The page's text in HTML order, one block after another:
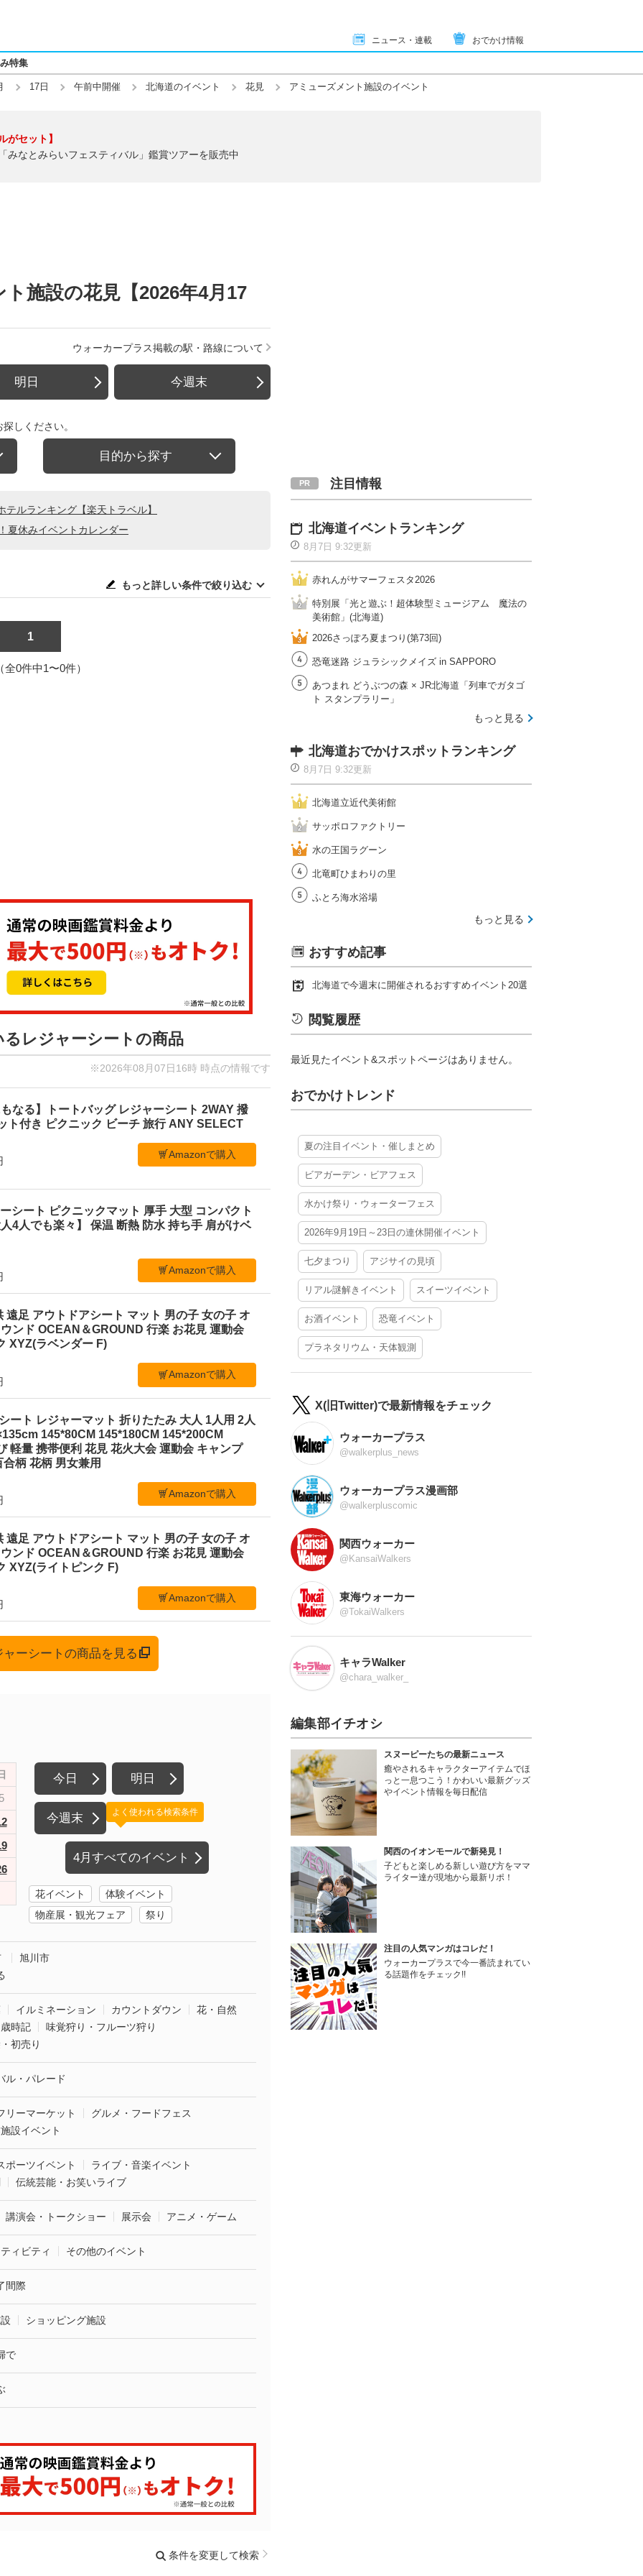
ニュース・連載 おでかけ情報
特集
17日 午前中開催 北海道のイベント 花見 アミューズメント施設のイベント
がセット】
みなとみらいフェスティバル」鑑賞ツアーを販売中
施設の花見【2026年4月17
ウォーカープラス掲載の駅・路線について
明日 今週末
しください。
目的から探す
ルランキング【楽天トラベル】
夏休みイベントカレンダー
もっと詳しい条件で絞り込む
1
全0件中1〜0件）
レジャーシートの商品
※2026年08月07日16時 時点の情報です
なる】トートバッグ レジャーシート 2WAY 撥
ト付き ピクニック ビーチ 旅行 ANY SELECT
Amazonで購入
シート ピクニックマット 厚手 大型 コンパクト
4人でも楽々】 保温 断熱 防水 持ち手 肩がけベ
Amazonで購入
遠足 アウトドアシート マット 男の子 女の子 オ
ンド OCEAN＆GROUND 行楽 お花見 運動会
XYZ(ラベンダー F)
Amazonで購入
ート レジャーマット 折りたたみ 大人 1人用 2人
145*80CM 145*180CM 145*200CM
軽量 携帯便利 花見 花火大会 運動会 キャンプ
柄 花柄 男女兼用
Amazonで購入
遠足 アウトドアシート マット 男の子 女の子 オ
ンド OCEAN＆GROUND 行楽 お花見 運動会
XYZ(ライトピンク F)
Amazonで購入
ーシートの商品を見る
今日 明日
今週末
4月すべてのイベント
よく使われる検索条件
花イベント
体験イベント
物産展・観光フェア
祭り
旭川市
イルミネーション カウントダウン
花・自然
時記
味覚狩り・フルーツ狩り
初売り
ル・パレード
リーマーケット
グルメ・フードフェス
設イベント
ポーツイベント
ライブ・音楽イベント
伝統芸能・お笑いライブ
講演会・トークショー 展示会 アニメ・ゲーム
ィビティ その他のイベント
間際
ショッピング施設
で
条件を変更して検索
注目情報
北海道イベントランキング
8月7日 9:32更新
赤れんがサマーフェスタ2026
特別展「光と遊ぶ！超体験型ミュージアム 魔法の
美術館」(北海道)
2026さっぽろ夏まつり(第73回)
恐竜迷路 ジュラシックメイズ in SAPPORO
あつまれ どうぶつの森 × JR北海道「列車でガタゴ
ト スタンプラリー」
もっと見る
北海道おでかけスポットランキング
8月7日 9:32更新
北海道立近代美術館
サッポロファクトリー
水の王国ラグーン
北竜町ひまわりの里
ふとろ海水浴場
もっと見る
おすすめ記事
北海道で今週末に開催されるおすすめイベント20選
閲覧履歴
最近見たイベント&スポットページはありません。
おでかけトレンド
夏の注目イベント・催しまとめ
ビアガーデン・ビアフェス
水かけ祭り・ウォーターフェス
2026年9月19日～23日の連休開催イベント
七夕まつり アジサイの見頃
リアル謎解きイベント スイーツイベント
お酒イベント 恐竜イベント
プラネタリウム・天体観測
X(旧Twitter)で最新情報をチェック
ウォーカープラス
@walkerplus_news
ウォーカープラス漫画部
@walkerpluscomic
関西ウォーカー
@KansaiWalkers
東海ウォーカー
@TokaiWalkers
キャラWalker
@chara_walker_
編集部イチオシ
スヌーピーたちの最新ニュース
癒やされるキャラクターアイテムでほ
っと一息つこう！かわいい最新グッズ
やイベント情報を毎日配信
関西のイオンモールで新発見！
子どもと楽しめる新しい遊び方をママ
ライター達が現地から最新リポ！
注目の人気マンガはコレだ！
ウォーカープラスで今一番読まれてい
る話題作をチェック!!